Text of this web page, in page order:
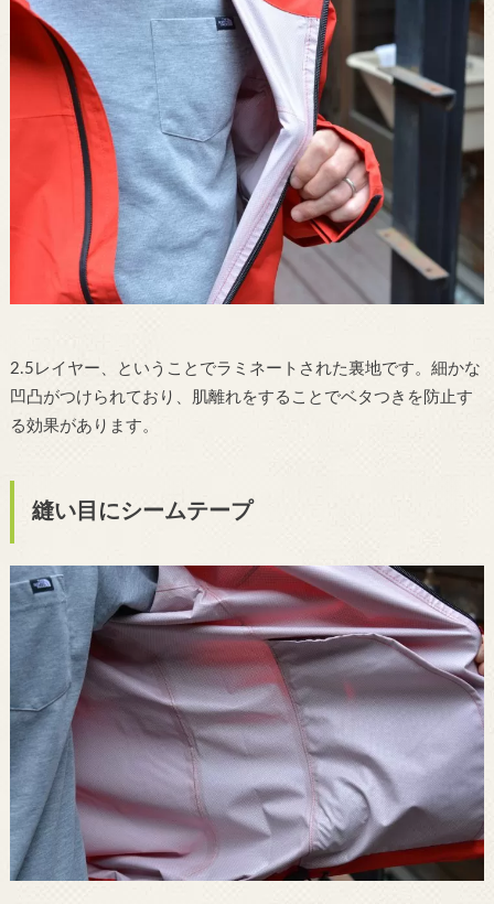
2.5レイヤー、ということでラミネートされた裏地です。細かな
凹凸がつけられており、肌離れをすることでベタつきを防止す
る効果があります。
縫い目にシームテープ